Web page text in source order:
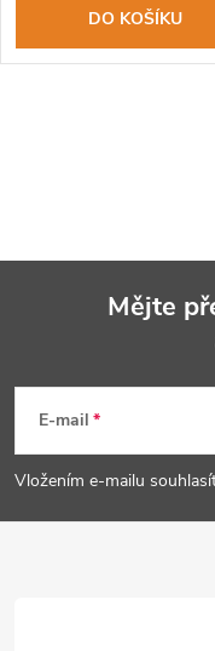
DO KOŠÍKU
p
a
Mějte
E-mail
Vložením e-mailu